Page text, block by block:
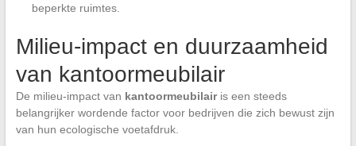
beperkte ruimtes.
Milieu-impact en duurzaamheid
van kantoormeubilair
De milieu-impact van kantoormeubilairis een steeds
belangrijker wordende factor voor bedrijven die zich bewust zijn
van hun ecologische voetafdruk.